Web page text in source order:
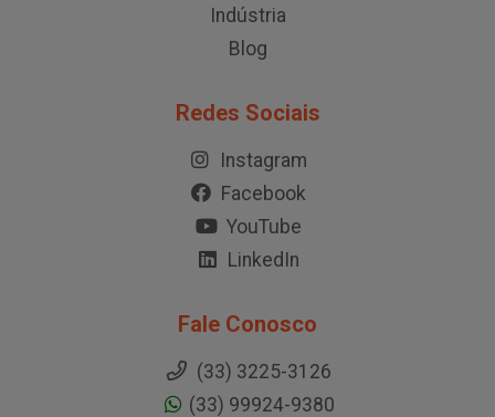
Indústria
Blog
Redes Sociais
Instagram
Facebook
YouTube
LinkedIn
Fale Conosco
(33) 3225-3126
(33) 99924-9380